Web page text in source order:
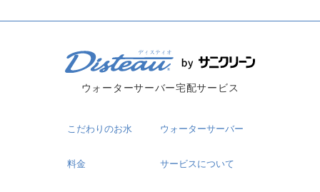
ウォーターサーバー宅配サービス
こだわりのお水 ウォーターサーバー
料金 サービスについて